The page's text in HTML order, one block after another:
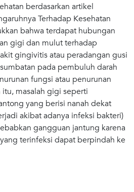
berdasarkan artikel
Terhadap Kesehatan
bahwa terdapat hubungan
gigi dan mulut terhadap
gingivitis atau peradangan gusi
pada pembuluh darah
fungsi atau penurunan
masalah gigi seperti
yang berisi nanah dekat
akibat adanya infeksi bakteri)
gangguan jantung karena
terinfeksi dapat berpindah ke